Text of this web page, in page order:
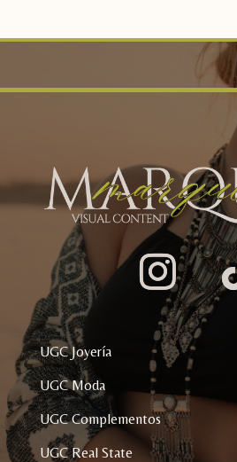
Instagram Seguir
UGC Joyería
UGC Moda
UGC Complementos
UGC Real State